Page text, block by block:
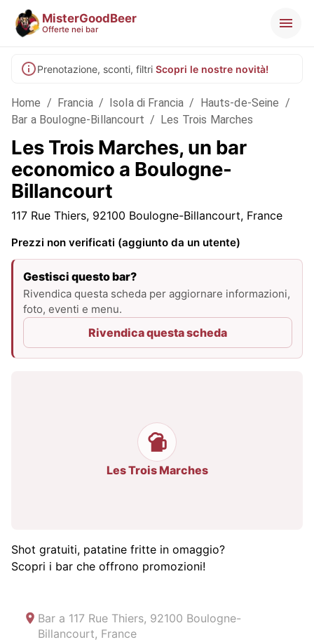
MisterGoodBeer
Offerte nei bar
Prenotazione, sconti, filtri Scopri le nostre novità!
Home / Francia / Isola di Francia / Hauts-de-Seine /
Bar a Boulogne-Billancourt / Les Trois Marches
Les Trois Marches, un bar
economico a Boulogne-
Billancourt
117 Rue Thiers, 92100 Boulogne-Billancourt, France
Prezzi non verificati (aggiunto da un utente)
Gestisci questo bar?
Rivendica questa scheda per aggiornare informazioni,
foto, eventi e menu.
Rivendica questa scheda
Les Trois Marches
Shot gratuiti, patatine fritte in omaggio?
Scopri i bar che offrono promozioni!
Bar a 117 Rue Thiers, 92100 Boulogne-
Billancourt, France